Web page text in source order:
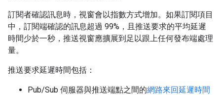
訂閱者確認訊息時，視窗會以指數方式增加。如果訂閱項目
中，訂閱端確認的訊息超過 99%，且推送要求的平均延遲
時間少於一秒，推送視窗應擴展到足以跟上任何發布端處理
量。
推送要求延遲時間包括：
Pub/Sub 伺服器與推送端點之間的網路來回延遲時間